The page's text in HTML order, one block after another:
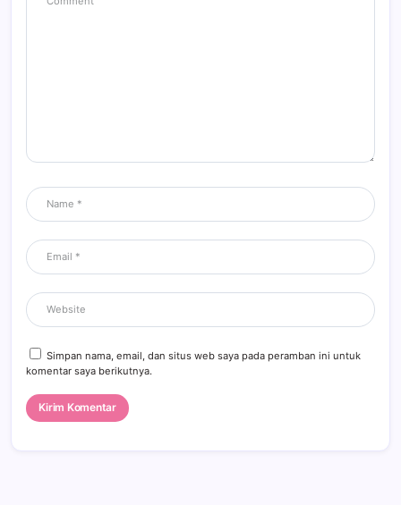
Simpan nama, email, dan situs web saya pada peramban ini untuk
komentar saya berikutnya.